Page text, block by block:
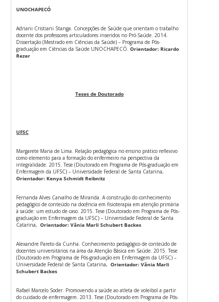
UNOCHAPECÓ
Adriani Cristiani Stanga. Concepções de Saúde que orientam o trabalho
docente dos professores articuladores inseridos no Pró-Saúde. 2014.
Dissertação (Mestrado em Ciências da Saúde) – Programa de Pós-
graduação em Ciências da Saúde UNOCHAPECÓ.Orientador: Ricardo
Rezer
Teses de Doutorado
UFSC
Margarete Maria de Lima. Relação pedagógica no ensino prático reflexivo
como elemento para a formação do enfermeiro na perspectiva da
integralidade. 2015. Tese (Doutorado em Programa de Pós-graduação em
Enfermagem da UFSC) – Universidade Federal de Santa Catarina,
Orientador: Kenya Schmidt Reibnitz
Fernanda Alves Carvalho de Miranda. A construção do conhecimento
pedagógico de conteúdo na docência em fisioterapia em atenção primária
à saúde: um estudo de caso. 2015. Tese (Doutorado em Programa de Pós-
graduação em Enfermagem da UFSC) – Universidade Federal de Santa
Catarina,Orientador: Vânia Marli Schubert Backes
Alexandre Pareto da Cunha. Conhecimento pedagógico de conteúdo de
docentes universitários na área da Atenção Básica em Saúde. 2015. Tese
(Doutorado em Programa de Pós-graduação em Enfermagem da UFSC) –
Universidade Federal de Santa Catarina,Orientador: Vânia Marli
Schubert Backes
Rafael Marcelo Soder. Promovendo a saúde ao atleta de voleibol a partir
do cuidado de enfermagem. 2013. Tese (Doutorado em Programa de Pós-